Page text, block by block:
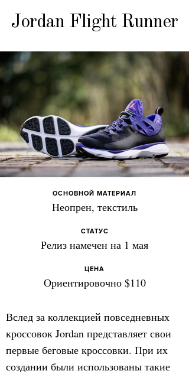
Jordan Flight Runner
ОСНОВНОЙ МАТЕРИАЛ
Неопрен, текстиль
СТАТУС
Релиз намечен на 1 мая
ЦЕНА
Ориентировочно $110
Вслед за коллекцией повседневных
кроссовок Jordan представляет свои
первые беговые кроссовки. При их
создании были использованы такие